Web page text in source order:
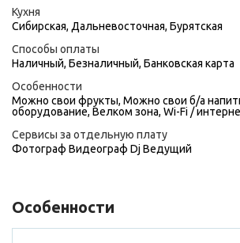
Кухня
Сибирская, Дальневосточная, Бурятская
Способы оплаты
Наличный, Безналичный, Банковская карта
Особенности
Можно свои фрукты, Можно свои б/а
оборудование, Велком зона, Wi-Fi /
Сервисы за отдельную плату
Фотограф Видеограф DjВедущий
Особенности